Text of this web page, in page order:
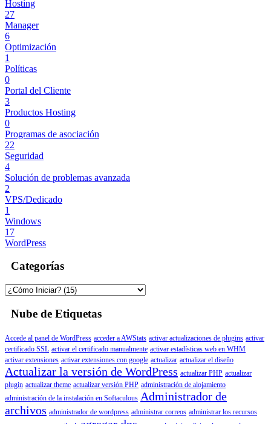
Hosting
27
Manager
6
Optimización
1
Políticas
0
Portal del Cliente
3
Productos Hosting
0
Programas de asociación
22
Seguridad
4
Solución de problemas avanzada
2
VPS/Dedicado
1
Windows
17
WordPress
Categorías
Nube de Etiquetas
Accede al panel de WordPress acceder a AWStats activar actualizaciones de plugins activar
certificado SSL activar el certificado manualmente activar estadísticas web en WHM
activar extensiones activar extensiones con google actualizar actualizar el diseño
Actualizar la versión de WordPress actualizar PHP actualizar
plugin actualizar theme actualizar versión PHP administración de alojamiento
administración de la instalación en Softaculous Administrador de
archivos administrador de wordpress administrar correos administrar los recursos